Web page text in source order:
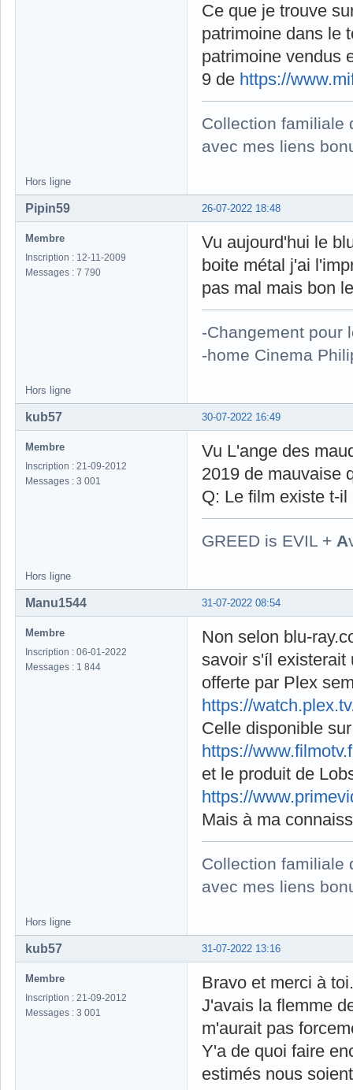
Ce que je trouve
patrimoine dans le
patrimoine vendus
9 de https://
Collection familiale
avec mes liens
Hors ligne
26-07-2022 18:48
Pipin59
Membre
Inscription : 12-11-2009
Messages : 7 790
Vu aujourd'hui le
boite métal j'ai
pas mal mais bon
-Changement pour
-home Cinema
Hors ligne
30-07-2022 16:49
kub57
Membre
Inscription : 21-09-2012
Messages : 3 001
Vu L'ange des
2019 de mauvaise
Q: Le film existe t-
GREED is EVIL + A
Hors ligne
31-07-2022 08:54
Manu1544
Membre
Inscription : 06-01-2022
Messages : 1 844
Non selon blu-
savoir s'íl existerait
offerte par Plex
https://
Celle disponible
https://
et le produit de
https://
Mais à ma
Collection familiale
avec mes liens
Hors ligne
31-07-2022 13:16
kub57
Membre
Inscription : 21-09-2012
Messages : 3 001
Bravo et merci à toi.
J'avais la flemme
m'aurait pas
Y'a de quoi faire
estimés nous